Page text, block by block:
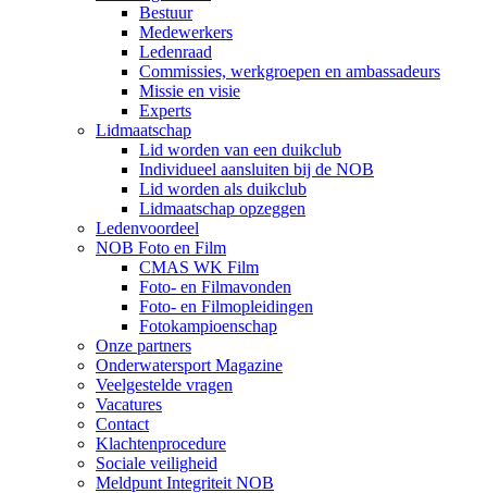
Bestuur
Medewerkers
Ledenraad
Commissies, werkgroepen en ambassadeurs
Missie en visie
Experts
Lidmaatschap
Lid worden van een duikclub
Individueel aansluiten bij de NOB
Lid worden als duikclub
Lidmaatschap opzeggen
Ledenvoordeel
NOB Foto en Film
CMAS WK Film
Foto- en Filmavonden
Foto- en Filmopleidingen
Fotokampioenschap
Onze partners
Onderwatersport Magazine
Veelgestelde vragen
Vacatures
Contact
Klachtenprocedure
Sociale veiligheid
Meldpunt Integriteit NOB